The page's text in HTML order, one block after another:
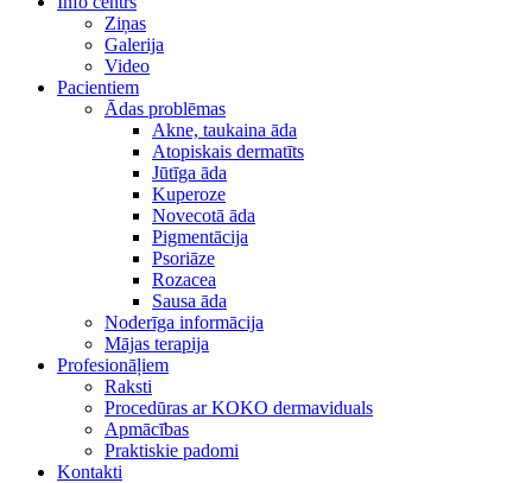
Ziņas
Galerija
Video
Pacientiem
Ādas problēmas
Akne, taukaina āda
Atopiskais dermatīts
Jūtīga āda
Kuperoze
Novecotā āda
Pigmentācija
Psoriāze
Rozacea
Sausa āda
Noderīga informācija
Mājas terapija
Profesionāļiem
Raksti
Procedūras ar KOKO dermaviduals
Apmācības
Praktiskie padomi
Kontakti